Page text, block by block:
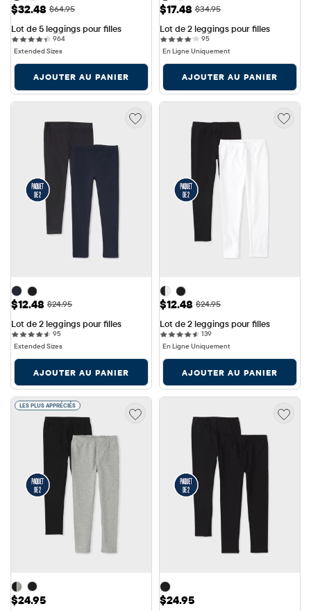
Prix ​​de vente: $32.48
$32.48 Prix ​​d'origine: $64.95
$64.95
Lot de 5 leggings pour filles
964964 reviews
Extended Sizes
AJOUTER AU PANIER
Prix ​​de vente: $17.48
$17.48 Prix ​​d'origine: $34.95
$34.95
Lot de 2 leggings pour filles
9595 reviews
En Ligne Uniquement
AJOUTER AU PANIER
Prix ​​de vente: $12.48
$12.48 Prix ​​d'origine: $24.95
$24.95
Lot de 2 leggings pour filles
9595 reviews
Extended Sizes
AJOUTER AU PANIER
Prix ​​de vente: $12.48
$12.48 Prix ​​d'origine: $24.95
$24.95
Lot de 2 leggings pour filles
139139 reviews
En Ligne Uniquement
AJOUTER AU PANIER
LES PLUS APPRÉCIÉS
Prix: $24.95
$24.95 Prix: $24.95
$24.95